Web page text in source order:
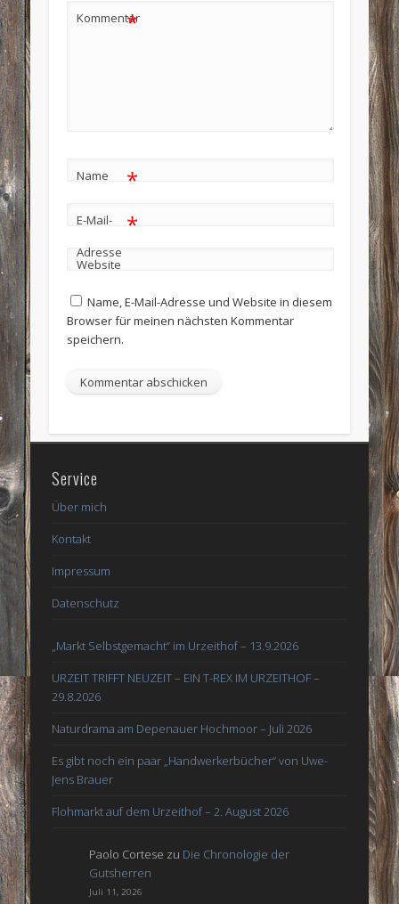
Kommentar
*
Name *
E-Mail-
Adresse
*
Website
Name, E-Mail-Adresse und Website in diesem
Browser für meinen nächsten Kommentar
speichern.
Service
Über mich
Kontakt
Impressum
Datenschutz
„Markt Selbstgemacht“ im Urzeithof – 13.9.2026
URZEIT TRIFFT NEUZEIT – EIN T-REX IM URZEITHOF –
29.8.2026
Naturdrama am Depenauer Hochmoor – Juli 2026
Es gibt noch ein paar „Handwerkerbücher“ von Uwe-
Jens Brauer
Flohmarkt auf dem Urzeithof – 2. August 2026
Paolo Cortese zu Die Chronologie der
Gutsherren
Juli 11, 2026